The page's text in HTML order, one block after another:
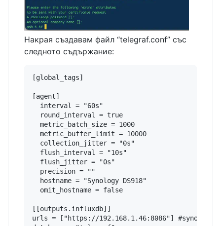
Накрая създавам файл “telegraf.conf” със
следното съдържание:
[global_tags]
[agent]
  interval = "60s"
  round_interval = true
  metric_batch_size = 1000
  metric_buffer_limit = 10000
  collection_jitter = "0s"
  flush_interval = "10s"
  flush_jitter = "0s"
  precision = ""
  hostname = "Synology DS918"
  omit_hostname = false
[[outputs.influxdb]]
urls = ["https://192.168.1.46:8086"] #synology